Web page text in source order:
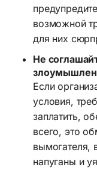
возможной
для них
Не
Если
условия,
заплатить,
всего, это
вымогателя,
напуганы и